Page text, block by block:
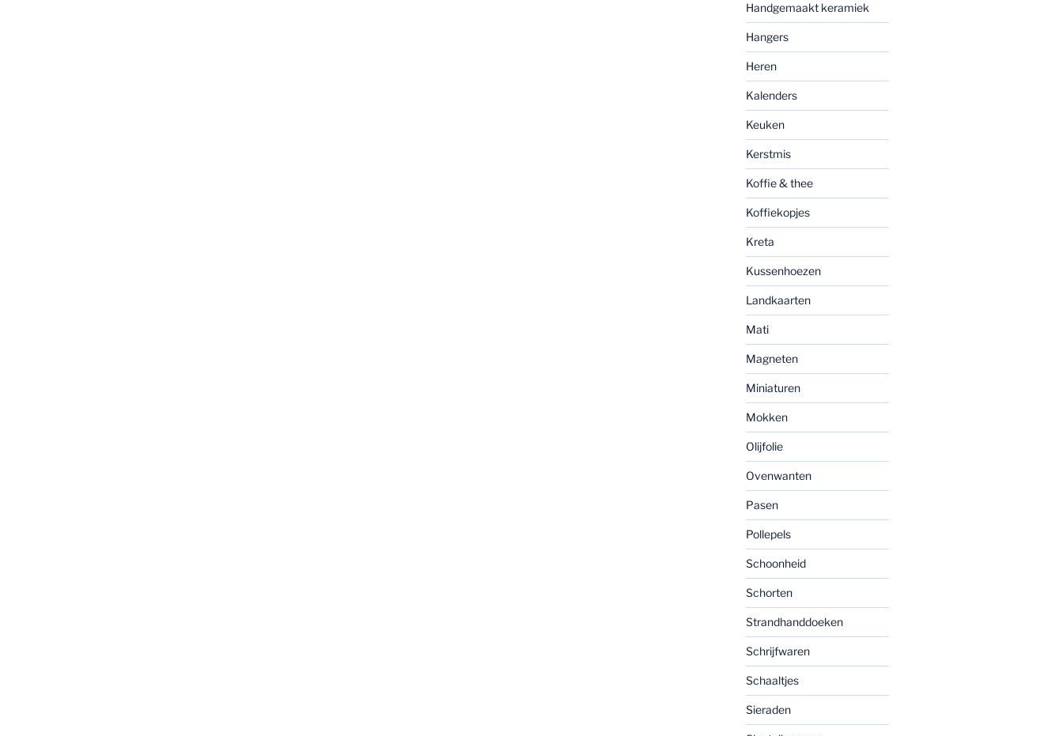
Handgemaakt keramiek
Hangers
Heren
Kalenders
Keuken
Kerstmis
Koffie & thee
Koffiekopjes
Kreta
Kussenhoezen
Landkaarten
Mati
Magneten
Miniaturen
Mokken
Olijfolie
Ovenwanten
Pasen
Pollepels
Schoonheid
Schorten
Strandhanddoeken
Schrijfwaren
Schaaltjes
Sieraden